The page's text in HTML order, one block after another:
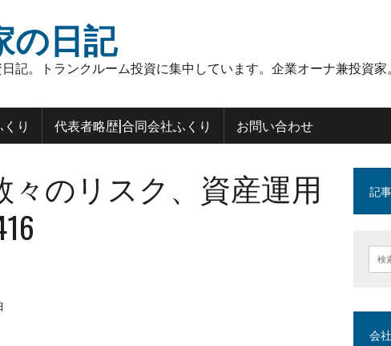
の日記
記。トランクルーム投資に集中しています。企業オーナ兼投資
り 代表者略歴|合同会社ふくり お問い合わせ
のリスク、資産運用
記
会